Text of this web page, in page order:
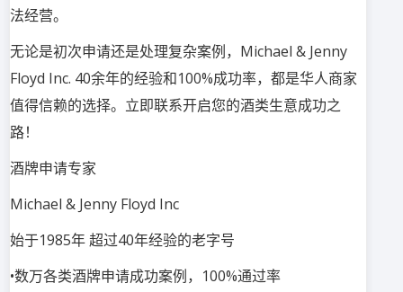
法经营。
无论是初次申请还是处理复杂案例，Michael & Jenny
Floyd Inc. 40余年的经验和100%成功率，都是华人商家
值得信赖的选择。立即联系开启您的酒类生意成功之
路！
酒牌申请专家
Michael & Jenny Floyd Inc
始于1985年 超过40年经验的老字号
•数万各类酒牌申请成功案例，100%通过率